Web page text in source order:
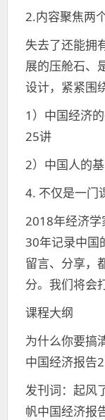
2.内容聚焦两
失去了还能拥
展的压舱石、
设计，紧紧围
1）中国经济
25讲
2）中国人的
4. 不仅是一门
2018年经济学
30年记录中国
留言、分享，
分。我们将会
课程大纲
为什么你要搞
中国经济报告
发刊词：起风
帆中国经济报